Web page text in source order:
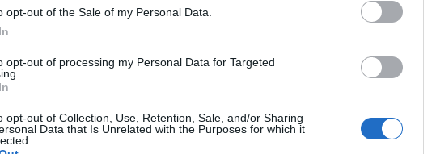
opt-out of the Sale of my Personal Data.
opt-out of processing my Personal Data for Targeted
opt-out of Collection, Use, Retention, Sale, and/or Sharing
Data that Is Unrelated with the Purposes for which it
una coorte di158 pazienti italiani con
consistevano in indometacina,
integratore alimentare a base di
peso molecolare e betametasone
del trattamento e delle variabili